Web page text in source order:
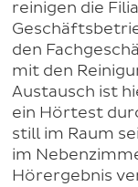
reinigen die
den
mit den
Austausch ist
ein Hörtest
still im Raum
im
Hörergebnis